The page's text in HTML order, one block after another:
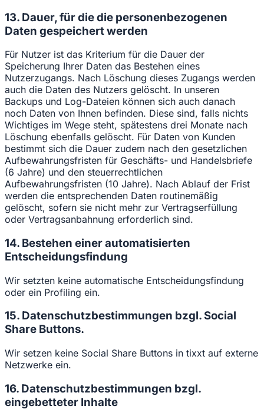
13. Dauer, für die die personenbezogenen
Daten gespeichert werden
Für Nutzer ist das Kriterium für die Dauer der
Speicherung Ihrer Daten das Bestehen eines
Nutzerzugangs. Nach Löschung dieses Zugangs werden
auch die Daten des Nutzers gelöscht. In unseren
Backups und Log-Dateien können sich auch danach
noch Daten von Ihnen befinden. Diese sind, falls nichts
Wichtiges im Wege steht, spätestens drei Monate nach
Löschung ebenfalls gelöscht. Für Daten von Kunden
bestimmt sich die Dauer zudem nach den gesetzlichen
Aufbewahrungsfristen für Geschäfts- und Handelsbriefe
(6 Jahre) und den steuerrechtlichen
Aufbewahrungsfristen (10 Jahre). Nach Ablauf der Frist
werden die entsprechenden Daten routinemäßig
gelöscht, sofern sie nicht mehr zur Vertragserfüllung
oder Vertragsanbahnung erforderlich sind.
14. Bestehen einer automatisierten
Entscheidungsfindung
Wir setzten keine automatische Entscheidungsfindung
oder ein Profiling ein.
15. Datenschutzbestimmungen bzgl. Social
Share Buttons.
Wir setzen keine Social Share Buttons in tixxt auf externe
Netzwerke ein.
16. Datenschutzbestimmungen bzgl.
eingebetteter Inhalte